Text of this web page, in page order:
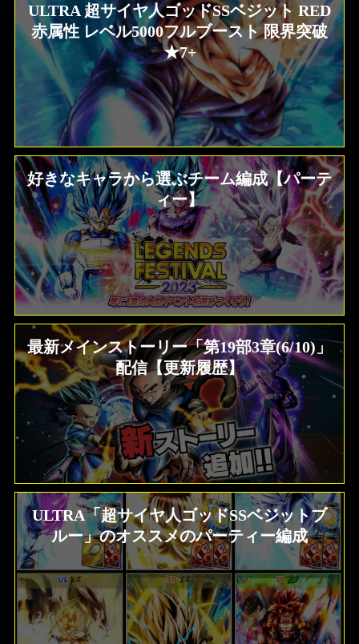
ULTRA 超サイヤ人ゴッドSSベジット RED
赤属性 レベル5000フルブースト 限界突破
★7+
好きなキャラから選ぶチーム編成【パーテ
ィー】
最新メインストーリー「第19部3章(6/10)」
配信【更新履歴】
ULTRA「超サイヤ人ゴッドSSベジットブ
ルー」のオススメのパーティー編成